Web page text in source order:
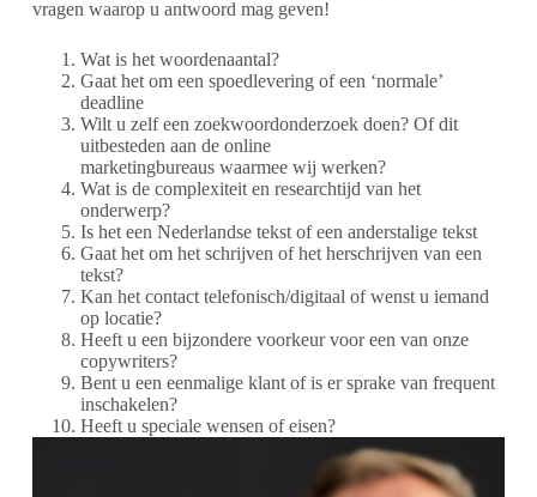
vragen waarop u antwoord mag geven!
Wat is het woordenaantal?
Gaat het om een spoedlevering of een ‘normale’
deadline
Wilt u zelf een zoekwoordonderzoek doen? Of dit
uitbesteden aan de online
marketingbureaus waarmee wij werken?
Wat is de complexiteit en researchtijd van het
onderwerp?
Is het een Nederlandse tekst of een anderstalige tekst
Gaat het om het schrijven of het herschrijven van een
tekst?
Kan het contact telefonisch/digitaal of wenst u iemand
op locatie?
Heeft u een bijzondere voorkeur voor een van onze
copywriters?
Bent u een eenmalige klant of is er sprake van frequent
inschakelen?
Heeft u speciale wensen of eisen?